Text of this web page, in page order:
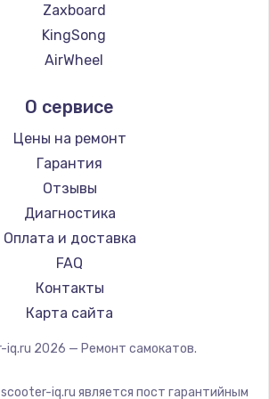
Заказать
электроконфорки
Техобслуживание
900 руб.
Заказать
/ подключение / демонтаж
1300 руб.
Заказать
1400 руб.
Zaxboard
KingSong
AirWheel
Hunter
Shorner
Joyor
Minimotors
Bork
Segway
KIRIN
О сервисе
Цены на ремонт
Гарантия
Отзывы
Диагностика
Оплата и доставка
FAQ
Контакты
Карта сайта
iq.ru 2026 — Ремонт самокатов.
iq.ru является пост гарантийным